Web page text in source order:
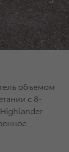
объемом
с 8-